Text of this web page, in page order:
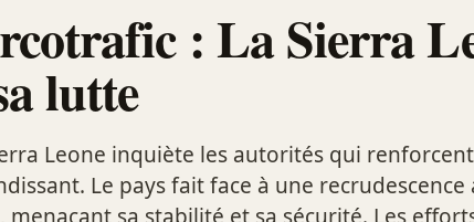
: La Sierra
lutte
Leone inquiète les autorités qui
Le pays fait face à une